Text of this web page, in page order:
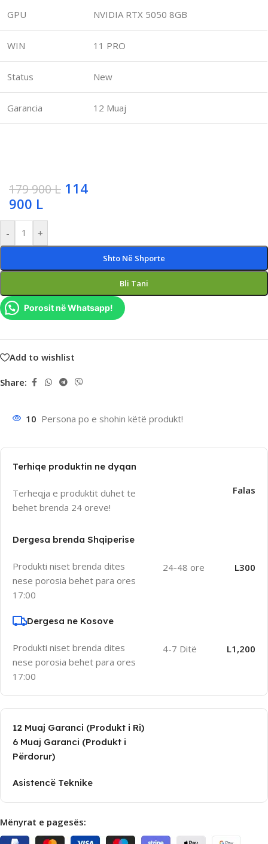
GPU NVIDIA RTX 5050 8GB
WIN 11 PRO
Status New
Garancia 12 Muaj
179 900L 114
900 L
- +
Shto Në Shporte
Bli Tani
Porosit në Whatsapp!
Add to wishlist
Share:
10 Persona po e shohin këtë produkt!
Terhiqe produktin ne dyqan
Terheqja e produktit duhet te
behet brenda 24 oreve!
Falas
Dergesa brenda Shqiperise
Produkti niset brenda dites
nese porosia behet para ores
17:00
24-48 ore L300
Dergesa ne Kosove
Produkti niset brenda dites
nese porosia behet para ores
17:00
4-7 Ditë L1,200
12 Muaj Garanci (Produkt i Ri)
6 Muaj Garanci (Produkt i
Përdorur)
Asistencë Teknike
Mënyrat e pagesës: